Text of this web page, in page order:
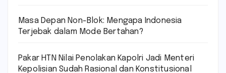
Masa Depan Non-Blok: Mengapa Indonesia
Terjebak dalam Mode Bertahan?
Pakar HTN Nilai Penolakan Kapolri Jadi Menteri
Kepolisian Sudah Rasional dan Konstitusional